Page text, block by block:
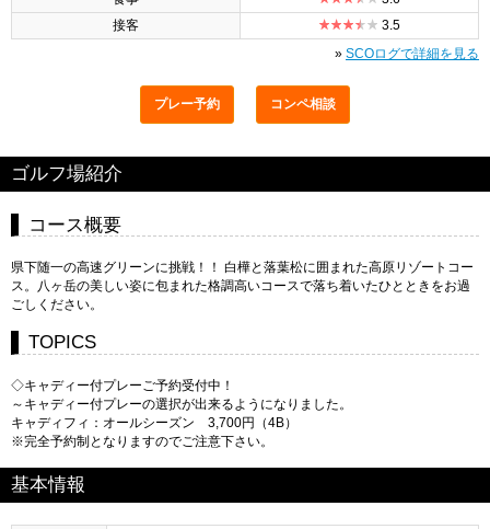
接客
3.5
» SCOログで詳細を見る
プレー予約 コンペ相談
ゴルフ場紹介
コース概要
県下随一の高速グリーンに挑戦！！ 白樺と落葉松に囲まれた高原リゾートコー
ス。八ヶ岳の美しい姿に包まれた格調高いコースで落ち着いたひとときをお過
ごしください。
TOPICS
◇キャディー付プレーご予約受付中！
～キャディー付プレーの選択が出来るようになりました。
キャディフィ：オールシーズン 3,700円（4B）
※完全予約制となりますのでご注意下さい。
基本情報